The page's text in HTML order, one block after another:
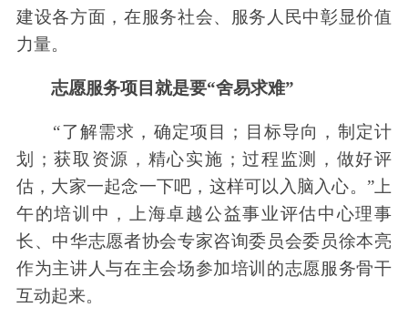
建设各方面，在服务社会、服务人民中彰显价值
力量。
志愿服务项目就是要“舍易求难”
“了解需求，确定项目；目标导向，制定计
划；获取资源，精心实施；过程监测，做好评
估，大家一起念一下吧，这样可以入脑入心。”上
午的培训中，上海卓越公益事业评估中心理事
长、中华志愿者协会专家咨询委员会委员徐本亮
作为主讲人与在主会场参加培训的志愿服务骨干
互动起来。